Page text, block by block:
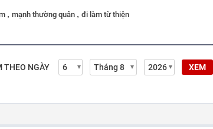
, mạnh thường quân , đi làm từ thiện
THEO NGÀY XEM